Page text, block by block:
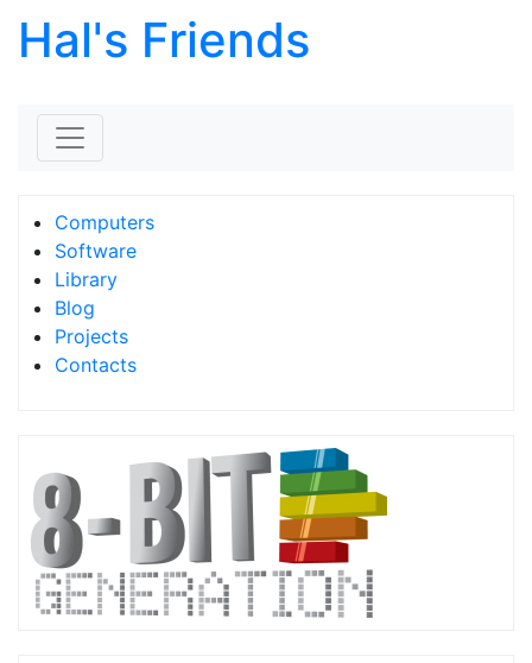
Hal's Friends
Computers
Software
Library
Blog
Projects
Contacts